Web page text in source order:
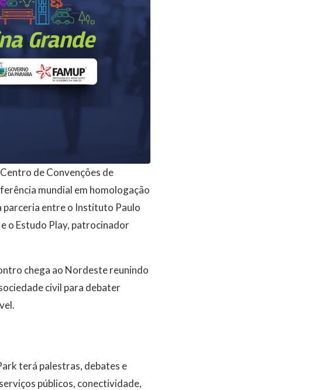
de Convenções de
mundial em homologação
parceria entre o Instituto Paulo
o Estudo Play, patrocinador
chega ao Nordeste reunindo
civil para debater
terá palestras, debates e
públicos, conectividade,